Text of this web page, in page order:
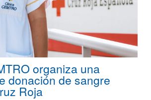
organiza una
donación de sangre
Roja